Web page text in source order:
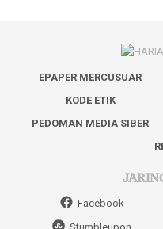
EPAPER MERCUSUAR
KODE ETIK
PEDOMAN MEDIA SIBER
Facebook